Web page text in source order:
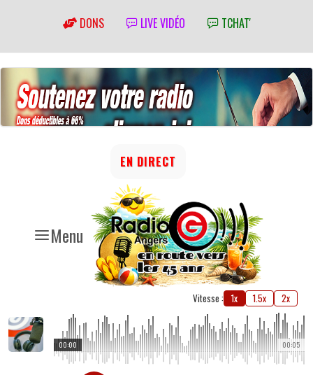
DONS LIVE VIDÉO TCHAT'
Menu
EN DIRECT
Vitesse : 1x 1.5x 2x
00:05
00:00